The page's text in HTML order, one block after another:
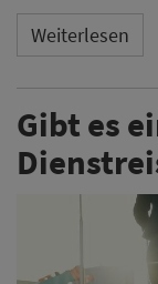
Weiterlesen
Gibt es